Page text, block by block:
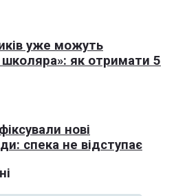
уже можуть
як отримати 5
нові
спека не відступає